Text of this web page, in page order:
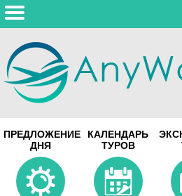
ул. Леонида Беды, 45-547
смотреть на карте
МИНСК
Турагентство
ул. Притыцкого 156/1
ПРЕДЛОЖЕНИЕ
ДНЯ
КАЛЕНДАРЬ
ТУРОВ